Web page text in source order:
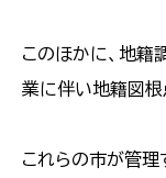
このほかに、地籍
業に伴い地籍図根
これらの市が管理